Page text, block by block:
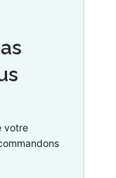
votre